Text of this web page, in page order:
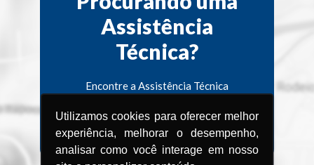
Utilizamos cookies para oferecer melhor
experiência, melhorar o desempenho,
analisar como você interage em nosso
Assistência
Técnica?
Encontre a Assistência Técnica
mais próxima de você.